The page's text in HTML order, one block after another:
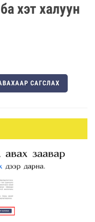
хэт халуун
САГСЛАХ